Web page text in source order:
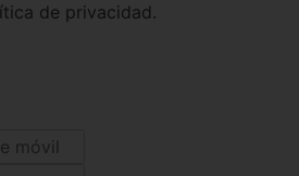
de privacidad.